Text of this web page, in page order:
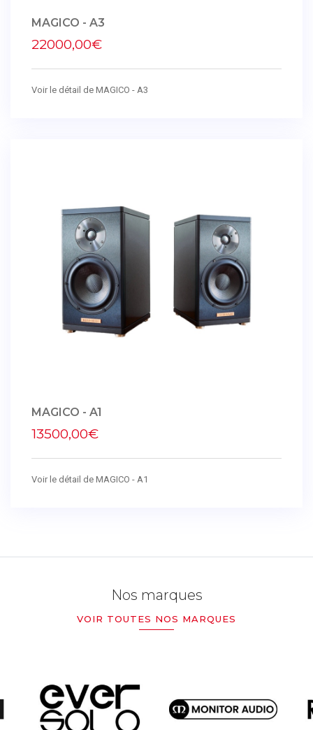
MAGICO - A3
22000,00€
Voir le détail de MAGICO - A3
MAGICO - A1
13500,00€
Voir le détail de MAGICO - A1
Nos marques
VOIR TOUTES NOS MARQUES